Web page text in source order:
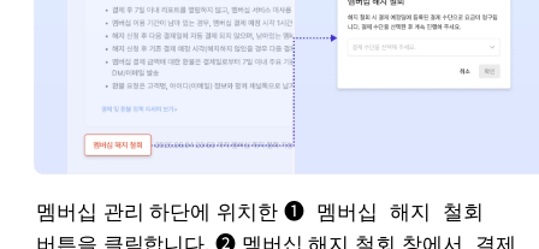
멤버십 관리 하단에 위치한 ❶ 멤버십 해지 철회